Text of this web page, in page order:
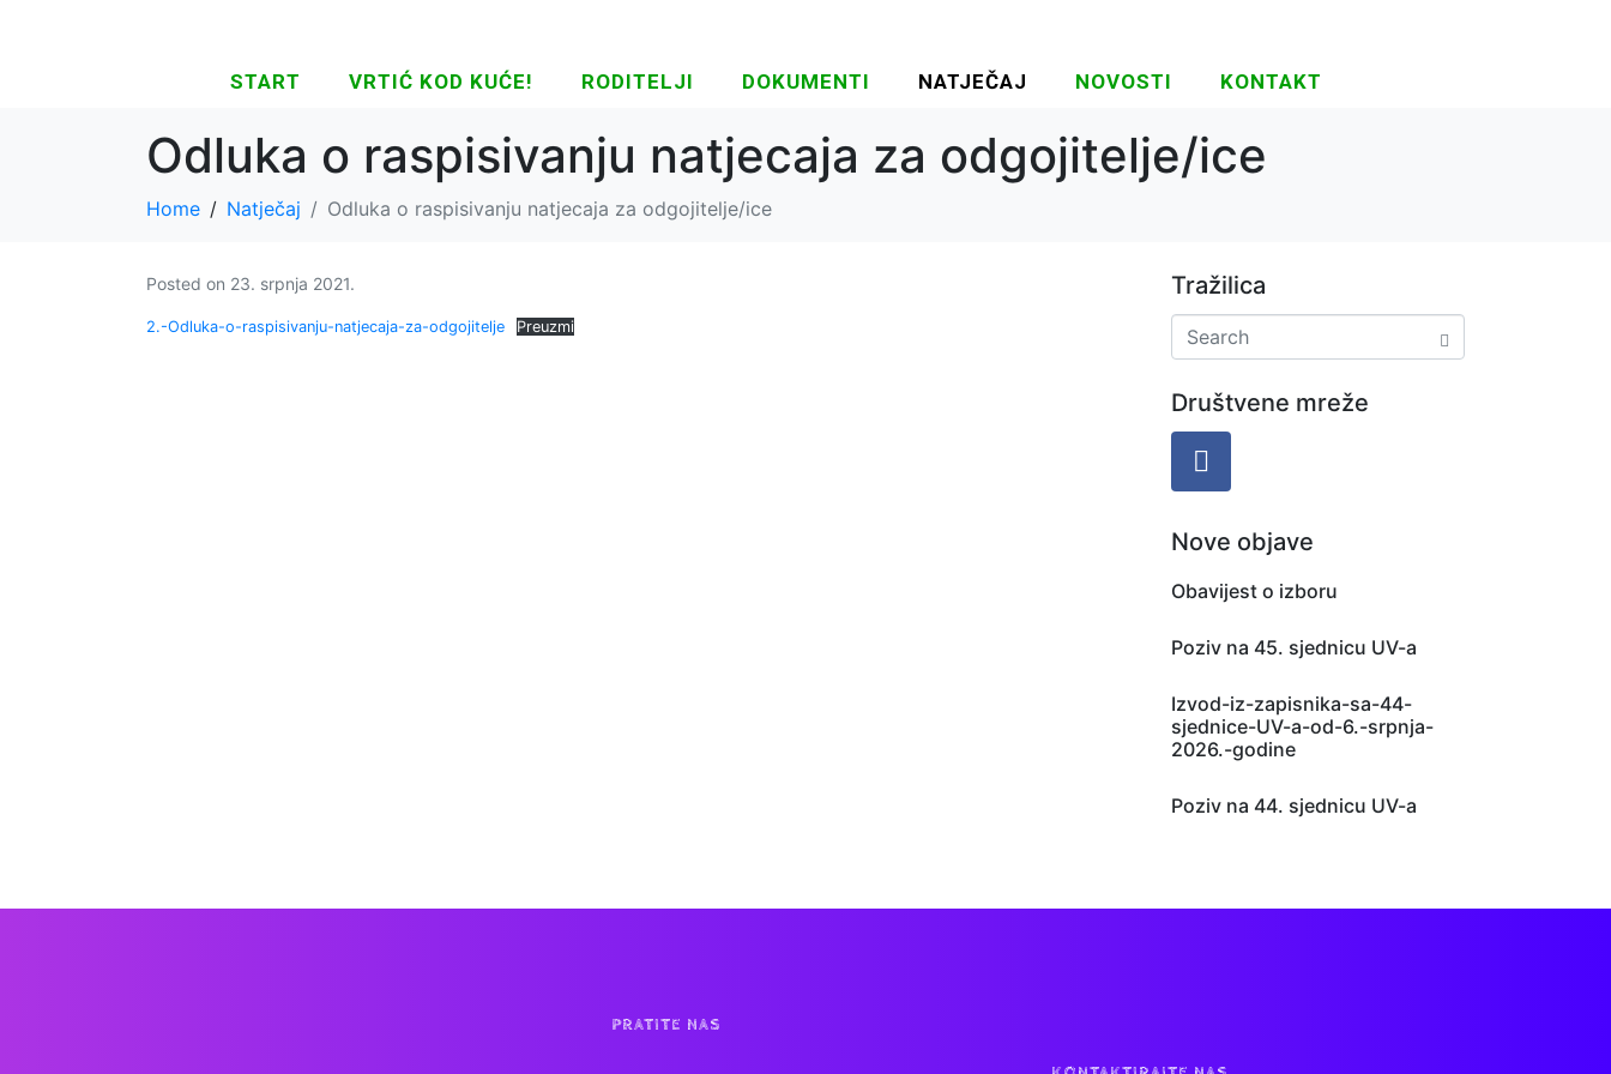
START VRTIĆ KOD KUĆE! RODITELJI DOKUMENTI NATJEČAJ NOVOSTI KONTAKT
Odluka o raspisivanju natjecaja za odgojitelje/ice
Home Natječaj Odluka o raspisivanju natjecaja za odgojitelje/ice
Posted on 23. srpnja 2021.
2.-Odluka-o-raspisivanju-natjecaja-za-odgojitelje Preuzmi
Tražilica
Društvene mreže
Nove objave
Obavijest o izboru
Poziv na 45. sjednicu UV-a
Izvod-iz-zapisnika-sa-44-
sjednice-UV-a-od-6.-srpnja-
2026.-godine
Poziv na 44. sjednicu UV-a
PRATITE NAS